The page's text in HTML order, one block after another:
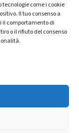
come i cookie
Il tuo consenso a
il comportamento di
o il rifiuto del consenso